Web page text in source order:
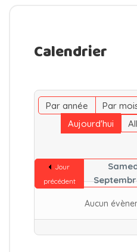
Calendrier
Par année Par
Aujourd'hui
Jour
précédent
Aucun